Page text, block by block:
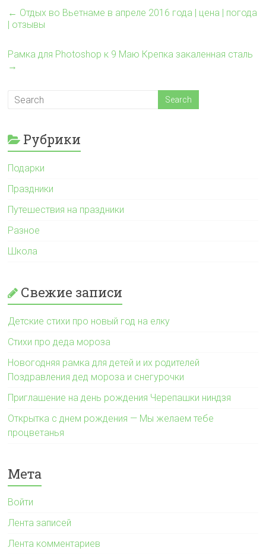
← Отдых во Вьетнаме в апреле 2016 года | цена | погода
| отзывы
Рамка для Photoshop к 9 Маю Крепка закаленная сталь
→
Рубрики
Подарки
Праздники
Путешествия на праздники
Разное
Школа
Свежие записи
Детские стихи про новый год на елку
Стихи про деда мороза
Новогодняя рамка для детей и их родителей
Поздравления дед мороза и снегурочки
Приглашение на день рождения Черепашки ниндзя
Открытка с днем рождения — Мы желаем тебе
процветанья
Мета
Войти
Лента записей
Лента комментариев